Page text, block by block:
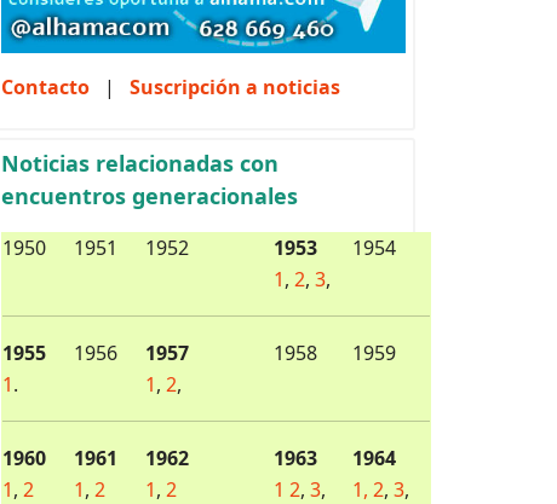
Contacto | Suscripción a noticias
Noticias relacionadas con
encuentros generacionales
1950 1951 1952 1953
1954
1, 2, 3,
1955 1956 1957 1958
1959
1. 1, 2,
1960 1961 1962 1963
1964
1, 2 1, 2 1, 2 1 2, 3, 1, 2, 3,